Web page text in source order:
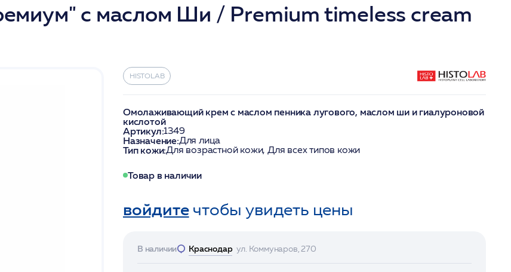
с маслом Ши / Premium timeless cream
HISTOLAB
Омолаживающий крем с маслом пенника лугового, маслом ши и гиалуроновой
кислотой
Артикул:1349
Назначение:Для лица
Тип кожи:Для возрастной кожи, Для всех типов кожи
Товар в наличии
войдитечтобы увидеть цены
В наличии Краснодар ул. Коммунаров, 270